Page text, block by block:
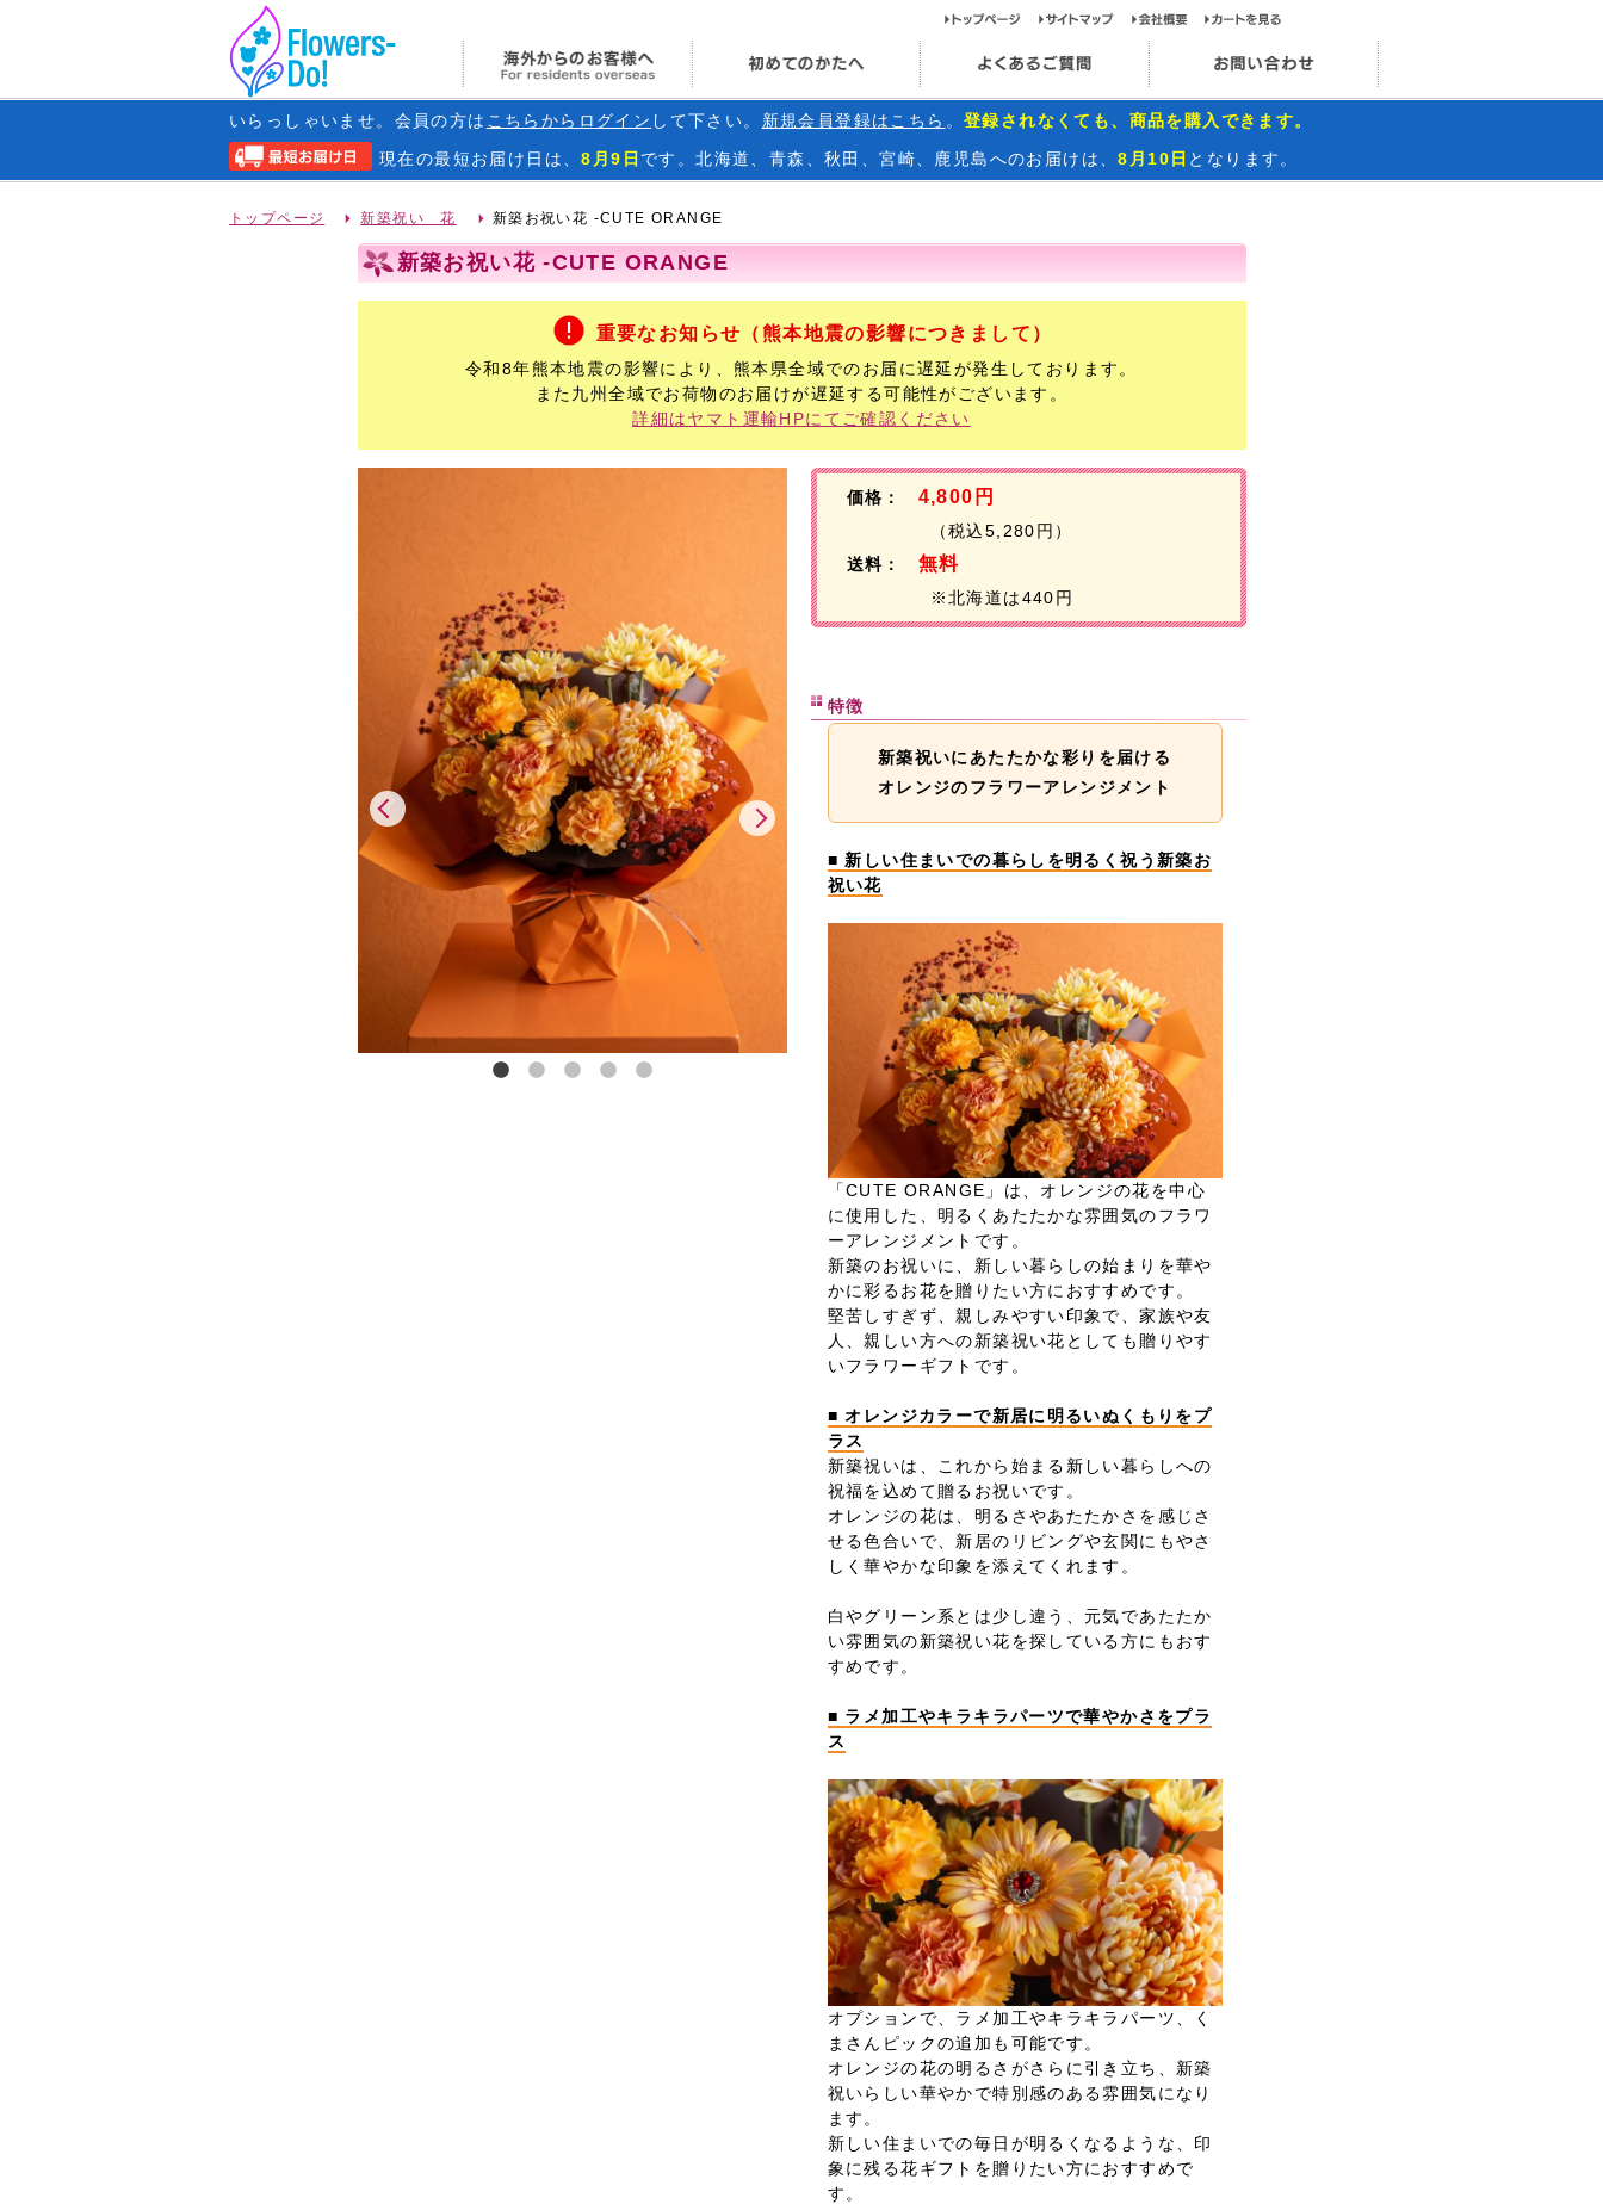
トップページサイトマップ会社概要
お問い合わせ
海外からのお客様へ 初めてのかたへ よくあるご質問 お問い合わせ
いらっしゃいませ。会員の方は こちらからログイン して下さい。 新規会員登録はこちら 。登録されなくても、商品を購入できます。
現在の最短お届け日 は、8月9日 です。北海道、青森、秋田、宮崎、鹿児島へのお届けは、8月10日 となります。
トップページ 新築祝い 花 新築お祝い花 -CUTE ORANGE
新築お祝い花 -CUTE ORANGE
重要なお知らせ（熊本地震の影響につきまして）
令和8年熊本地震の影響により、熊本県全域でのお届に遅延が発生しております。
また九州全域でお荷物のお届けが遅延する可能性がございます。
詳細はヤマト運輸HPにてご確認ください
価格： 4,800円
（税込5,280円）
送料：
無料
※北海道は440円
特徴
新築祝いにあたたかな彩りを届ける
オレンジのフラワーアレンジメント
■ 新しい住まいでの暮らしを明るく祝う新築お
祝い花
「CUTE ORANGE」は、オレンジの花を中心
に使用した、明るくあたたかな雰囲気のフラワ
ーアレンジメントです。
新築のお祝いに、新しい暮らしの始まりを華や
かに彩るお花を贈りたい方におすすめです。
堅苦しすぎず、親しみやすい印象で、家族や友
人、親しい方への新築祝い花としても贈りやす
いフラワーギフトです。
■ オレンジカラーで新居に明るいぬくもりをプ
ラス
新築祝いは、これから始まる新しい暮らしへの
祝福を込めて贈るお祝いです。
オレンジの花は、明るさやあたたかさを感じさ
せる色合いで、新居のリビングや玄関にもやさ
しく華やかな印象を添えてくれます。
白やグリーン系とは少し違う、元気であたたか
い雰囲気の新築祝い花を探している方にもおす
すめです。
■ ラメ加工やキラキラパーツで華やかさをプラ
ス
オプションで、ラメ加工やキラキラパーツ、く
まさんピックの追加も可能です。
オレンジの花の明るさがさらに引き立ち、新築
祝いらしい華やかで特別感のある雰囲気になり
ます。
新しい住まいでの毎日が明るくなるような、印
象に残る花ギフトを贈りたい方におすすめで
す。